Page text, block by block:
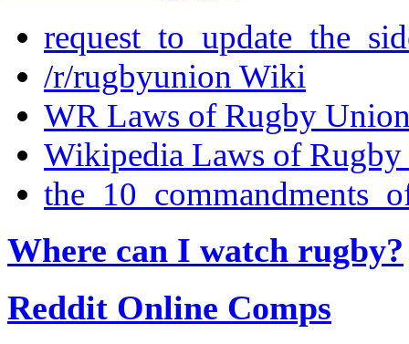
/r/rugbyunion Wiki
WR Laws of Rugby
Wikipedia Laws of
Where can I watch rugby?
Reddit Online Comps